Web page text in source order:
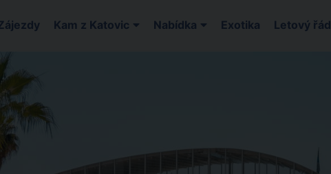
Kam z Katovic Nabídka Exotika Letový řád